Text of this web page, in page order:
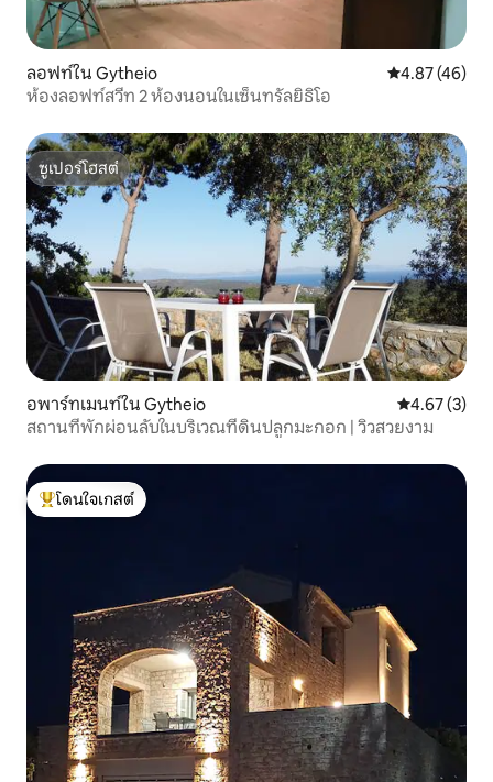
ลอฟท์ใน Gytheio คะแนนเฉลี่ย
4.87 (46)
ห้องลอฟท์สวีท 2 ห้องนอนในเซ็นทรัลยิธิโอ
ซูเปอร์โฮสต์
ซูเปอร์โฮสต์
อพาร์ทเมนท์ใน Gytheio คะแนนเฉลี่ย
4.67 (3)
สถานที่พักผ่อนลับในบริเวณที่ดินปลูกมะกอก | วิวสวยงาม
โดนใจเกสต์ที่สุด
โดนใจเกสต์